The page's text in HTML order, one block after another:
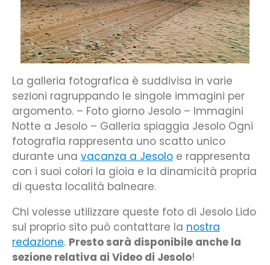
La galleria fotografica è suddivisa in varie
sezioni ragruppando le singole immagini per
argomento. – Foto giorno Jesolo – Immagini
Notte a Jesolo – Galleria spiaggia Jesolo Ogni
fotografia rappresenta uno scatto unico
durante una vacanza a Jesolo e rappresenta
con i suoi colori la gioia e la dinamicità propria
di questa località balneare.
Chi volesse utilizzare queste foto di Jesolo Lido
sul proprio sito può contattare la nostra
redazione. Presto sarà disponibile anche la
sezione relativa ai Video di Jesolo!